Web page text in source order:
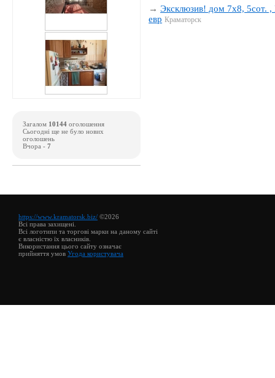
→Эксклюзив! дом 7х8, 5сот. ,
евр Краматорск
Загалом 10144 оголошення
Сьогодні ще не було нових
оголошень
Вчора - 7
https://www.kramatorsk.biz/ ©2026
Всі права захищені.
Всі логотипи та торгові марки на даному сайті
є власністю їх власників.
Використання цього сайту означає
прийняття умов Угода користувача